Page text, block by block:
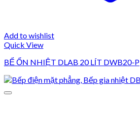
Add to wishlist
Quick View
BỂ ỔN NHIỆT DLAB 20 LÍT DWB20-P